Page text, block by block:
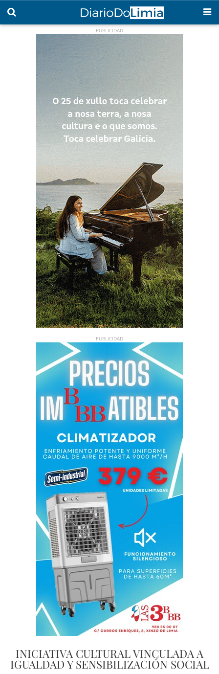
INICIATIVA CULTURAL VINCULADA A
IGUALDAD Y SENSIBILIZACIÓN SOCIAL